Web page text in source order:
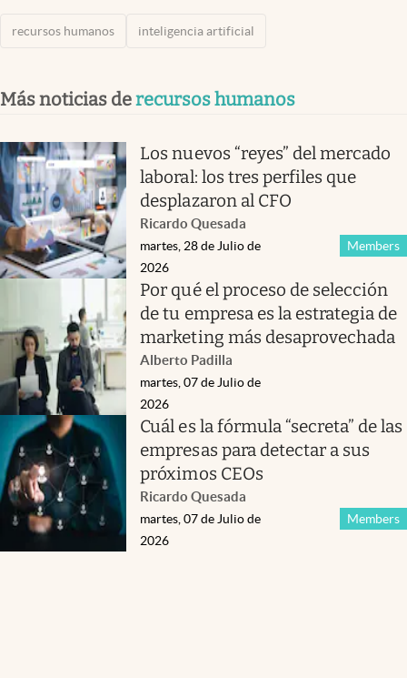
recursos humanos inteligencia artificial
Más noticias derecursos humanos
Los nuevos “reyes” del mercado
laboral: los tres perfiles que
desplazaron al CFO
Ricardo Quesada
Members
martes, 28 de Julio de
2026
Por qué el proceso de selección
de tu empresa es la estrategia de
marketing más desaprovechada
Alberto Padilla
martes, 07 de Julio de
2026
Cuál es la fórmula “secreta” de las
empresas para detectar a sus
próximos CEOs
Ricardo Quesada
Members
martes, 07 de Julio de
2026